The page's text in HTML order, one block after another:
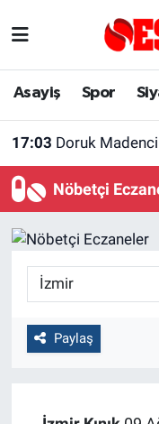
Asayiş Spor
17:03 Doruk
Nöbetçi
Paylaş
Asayiş
Türkiye
Dünya
Sağlık
Yaşam
Eskişehir Arşivi
Röportaj
Ekonomi
Eskişehir
Tüm Manşetler
Son Dakika
Haber Arşivi